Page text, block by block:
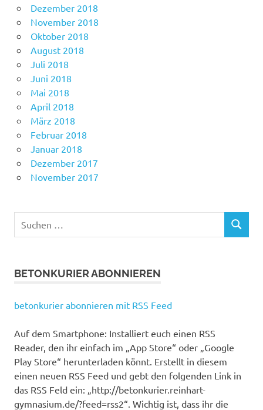
Dezember 2018
November 2018
Oktober 2018
August 2018
Juli 2018
Juni 2018
Mai 2018
April 2018
März 2018
Februar 2018
Januar 2018
Dezember 2017
November 2017
nach:
SUCHEN
BETONKURIER ABONNIEREN
betonkurier abonnieren mit RSS Feed
Auf dem Smartphone: Installiert euch einen RSS
Reader, den ihr einfach im „App Store“ oder „Google
Play Store“ herunterladen könnt. Erstellt in diesem
einen neuen RSS Feed und gebt den folgenden Link in
das RSS Feld ein: „http://betonkurier.reinhart-
gymnasium.de/?feed=rss2“. Wichtig ist, dass ihr die